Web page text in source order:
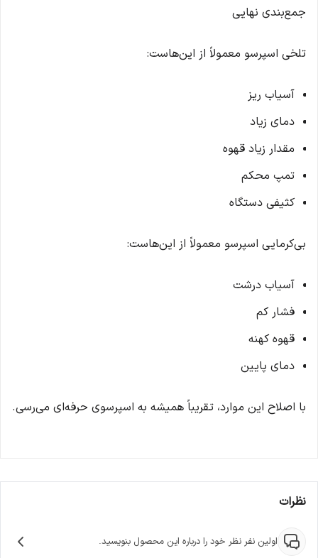
جمع‌بندی نهایی
تلخی اسپرسو معمولاً از این‌هاست:
آسیاب ریز
دمای زیاد
مقدار زیاد قهوه
تمپ محکم
کثیفی دستگاه
بی‌کرمایی اسپرسو معمولاً از این‌هاست:
آسیاب درشت
فشار کم
قهوه کهنه
دمای پایین
با اصلاح این موارد، تقریباً همیشه به اسپرسوی حرفه‌ای می‌رسی.
نظرات
اولین نفر نظر خود را درباره این محصول بنویسید.